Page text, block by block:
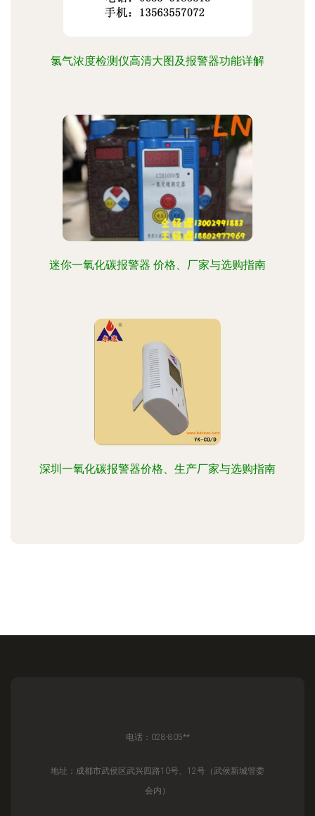
氯气浓度检测仪高清大图及报警器功能详解
迷你一氧化碳报警器 价格、厂家与选购指南
深圳一氧化碳报警器价格、生产厂家与选购指南
电话：028-805**
地址：成都市武侯区武兴四路10号、12号（武侯新城管委
会内）